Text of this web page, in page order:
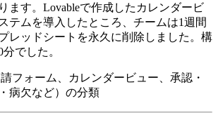
ます。Lovableで作成したカレンダービ
テムを導入したところ、チームは1週間
レッドシートを永久に削除しました。構
でした。
フォーム、カレンダービュー、承認・
病欠など）の分類